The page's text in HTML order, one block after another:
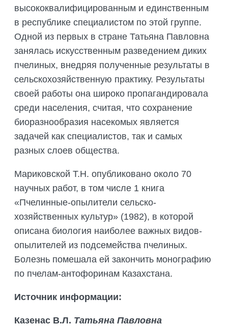
высококвалифицированным и единственным
в республике специалистом по этой группе.
Одной из первых в стране Татьяна Павловна
занялась искусственным разведением диких
пчелиных, внедряя полученные результаты в
сельскохозяйственную практику. Результаты
своей работы она широко пропагандировaла
среди населения, считая, что сохранение
биоразнообразия насекомых является
задачей как специалистов, так и самых
разных слоев общества.
Мариковской Т.Н. опубликовано около 70
научных работ, в том числе 1 книга
«Пчелинные-опылители сельско-
хозяйственных культур» (1982), в которой
описана биология наиболее важных видов-
опылителей из подсемейства пчелиных.
Болезнь помешала ей закончить монографию
по пчелам-антофоринам Казахстана.
Источник информации:
Казенас В.Л. Татьяна Павловна